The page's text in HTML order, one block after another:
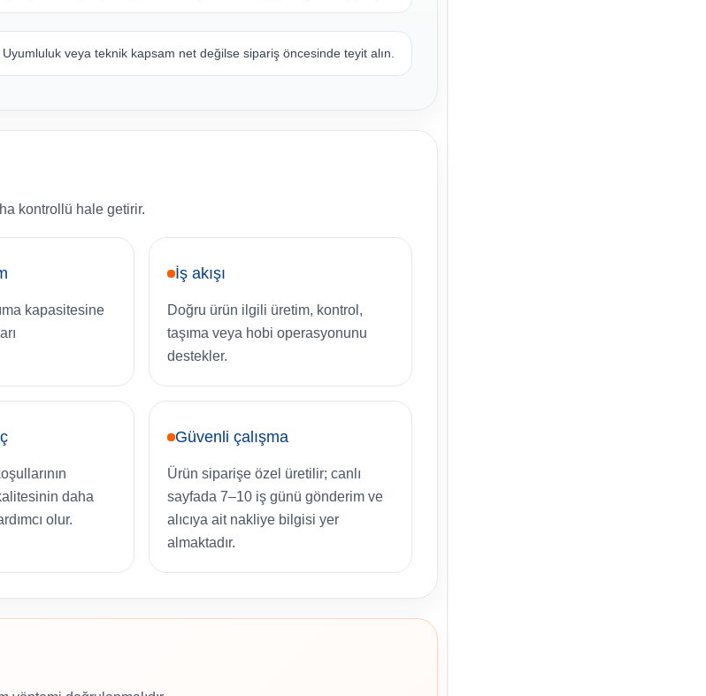
Uyumluluk veya teknik kapsam net değilse sipariş öncesinde teyit alın.
kontrollü hale getirir.
kapasitesine
İş akışı
Doğru ürün ilgili üretim, kontrol,
taşıma veya hobi operasyonunu
destekler.
daha
olur.
Güvenli çalışma
Ürün siparişe özel üretilir; canlı
sayfada 7–10 iş günü gönderim ve
alıcıya ait nakliye bilgisi yer
almaktadır.